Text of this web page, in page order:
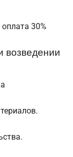
30%
возведении